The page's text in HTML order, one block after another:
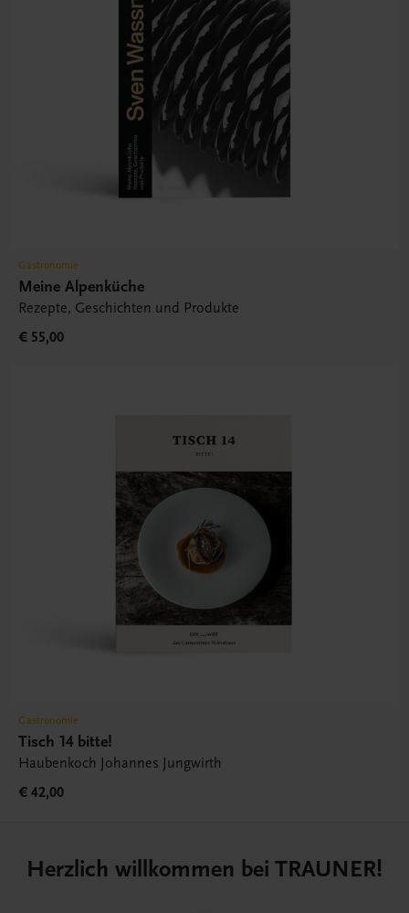
Gastronomie
Meine Alpenküche
Rezepte, Geschichten und Produkte
€ 55,00
Gastronomie
Tisch 14 bitte!
Haubenkoch Johannes Jungwirth
€ 42,00
Herzlich willkommen bei TRAUNER!